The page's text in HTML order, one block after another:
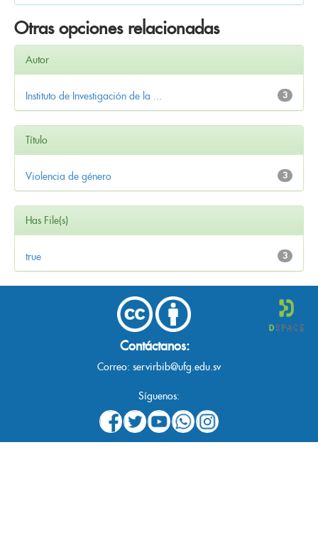
Otras opciones relacionadas
Autor
3
Instituto de Investigación de la ...
Título
3
Violencia de género
Has File(s)
3
true
Contáctanos:
Correo: servirbib@ufg.edu.sv
Síguenos: